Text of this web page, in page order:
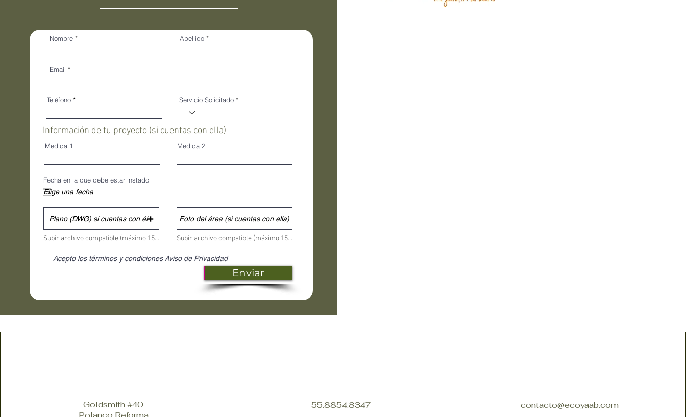
Nombre Apellido
Email
Teléfono Servicio Solicitado
Información de tu proyecto (si cuentas con ella)
Medida 1 Medida 2
Fecha en la que debe estar instado
Plano (DWG) si cuentas con él
Subir archivo compatible (máximo 15 MB)
Foto del área (si cuentas con ella)
Subir archivo compatible (máximo 15 MB)
Acepto los términos y condiciones Aviso de Privacidad
Enviar
Goldsmith #40
55.8854.8347 contacto@ecoyaab.com